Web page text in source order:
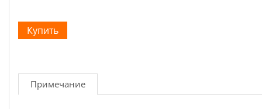
Примечание